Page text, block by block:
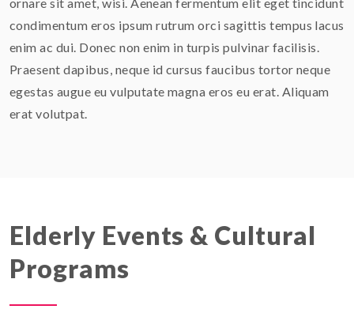
condimentum eros ipsum rutrum orci sagittis tempus lacus
enim ac dui. Donec non enim in turpis pulvinar facilisis.
Praesent dapibus, neque id cursus faucibus tortor neque
egestas augue eu vulputate magna eros eu erat. Aliquam
erat volutpat.
Elderly Events & Cultural
Programs